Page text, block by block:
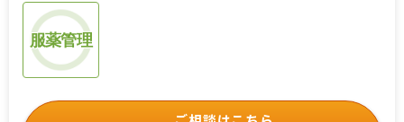
服薬管理